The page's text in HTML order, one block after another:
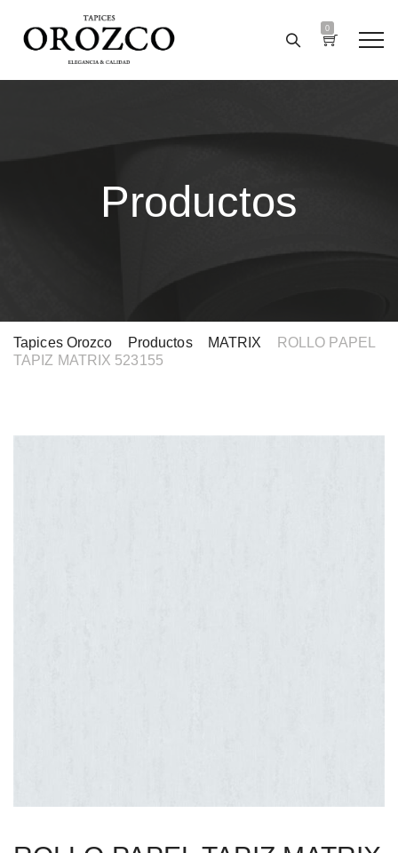
0
Productos
Tapices Orozco Productos> MATRIX
ROLLO PAPEL
TAPIZ MATRIX 523155